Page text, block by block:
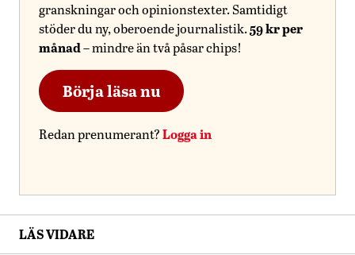
granskningar och opinionstexter. Samtidigt
stöder du ny, oberoende journalistik.59 kr per
månad– mindre än två påsar chips!
Börja läsa nu
Redan prenumerant?Logga in
LÄS VIDARE